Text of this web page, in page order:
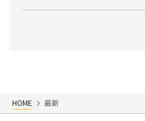
HOME 最新